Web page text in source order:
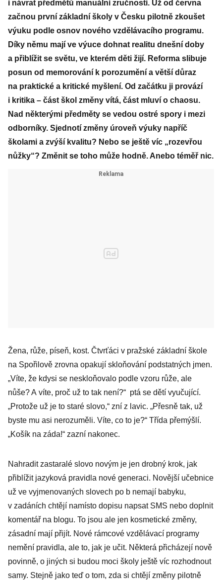
i návrat předmětů manuální zručnosti. Už od června
začnou první základní školy v Česku pilotně zkoušet
výuku podle osnov nového vzdělávacího programu.
Díky němu mají ve výuce dohnat realitu dnešní doby
a přiblížit se světu, ve kterém děti žijí. Reforma slibuje
posun od memorování k porozumění a větší důraz
na praktické a kritické myšlení. Od začátku ji provází
i kritika – část škol změny vítá, část mluví o chaosu.
Nad některými předměty se vedou ostré spory i mezi
odborníky. Sjednotí změny úroveň výuky napříč
školami a zvýší kvalitu? Nebo se ještě víc „rozevřou
nůžky“? Změnit se toho může hodně. Anebo téměř nic.
Žena, růže, píseň, kost. Čtvrťáci v pražské základní škole
na Spořilově zrovna opakují skloňování podstatných jmen.
„Víte, že kdysi se neskloňovalo podle vzoru růže, ale
nůše? A víte, proč už to tak není?“ ptá se dětí vyučující.
„Protože už je to staré slovo,“ zní z lavic. „Přesně tak, už
byste mu asi nerozuměli. Víte, co to je?“ Třída přemýšlí.
„Košík na záda!“ zazní nakonec.
Nahradit zastaralé slovo novým je jen drobný krok, jak
přiblížit jazyková pravidla nové generaci. Novější učebnice
už ve vyjmenovaných slovech po b nemají babyku,
v zadáních chtějí namísto dopisu napsat SMS nebo doplnit
komentář na blogu. To jsou ale jen kosmetické změny,
zásadní mají přijít. Nové rámcové vzdělávací programy
nemění pravidla, ale to, jak je učit. Některá přicházejí nově
povinně, o jiných si budou moci školy ještě víc rozhodnout
samy. Stejně jako teď o tom, zda si chtějí změny pilotně